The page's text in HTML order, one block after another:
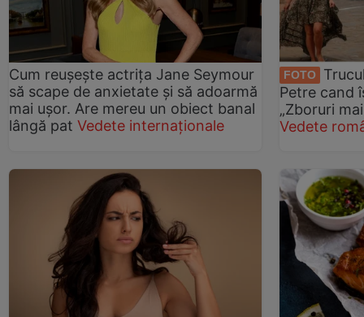
Cum reușește actrița Jane Seymour
să scape de anxietate și să adoarmă
mai ușor. Are mereu un obiect banal
lângă pat Vedete internaționale
FOTO
Petre cand
„Zboruri
Vedete